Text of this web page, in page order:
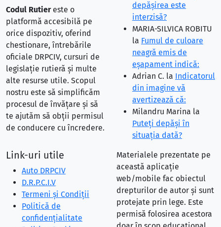
Codul Rutiereste o
platformă accesibilă pe
orice dispozitiv, oferind
chestionare, întrebările
oficiale DRPCIV, cursuri de
legislație rutieră și multe
alte resurse utile. Scopul
nostru este să simplificăm
procesul de învățare și să
te ajutăm să obții permisul
de conducere cu încredere.
depăşirea este
interzisă?
MARIA-SILVICA ROBITU
la Fumul de culoare
neagră emis de
eşapament indică:
Adrian C. la Indicatorul
din imagine vă
avertizează că:
Milandru Marina la
Puteţi depăşi în
situaţia dată?
Link-uri utile
Auto DRPCIV
D.R.P.C.I.V
Termeni și Condiții
Politică de
confidențialitate
Materialele prezentate pe
această aplicație
web/mobile fac obiectul
drepturilor de autor și sunt
protejate prin lege. Este
permisă folosirea acestora